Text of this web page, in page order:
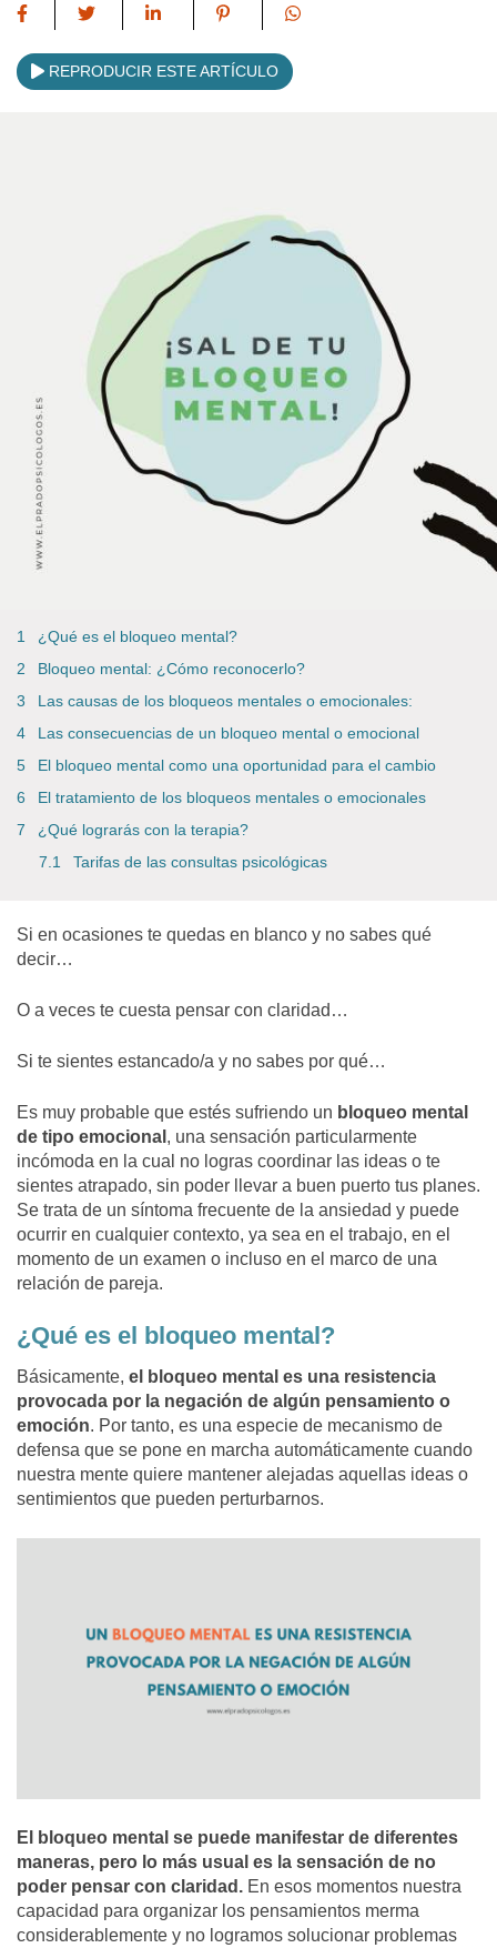
REPRODUCIR ESTE ARTÍCULO
¿Qué es el bloqueo mental?
Bloqueo mental: ¿Cómo reconocerlo?
Las causas de los bloqueos mentales o emocionales:
Las consecuencias de un bloqueo mental o emocional
El bloqueo mental como una oportunidad para el cambio
El tratamiento de los bloqueos mentales o emocionales
¿Qué lograrás con la terapia?
Tarifas de las consultas psicológicas
Si en ocasiones te quedas en blanco y no sabes qué
decir…
O a veces te cuesta pensar con claridad…
Si te sientes estancado/a y no sabes por qué…
Es muy probable que estés sufriendo un bloqueo mental
de tipo emocional, una sensación particularmente
incómoda en la cual no logras coordinar las ideas o te
sientes atrapado, sin poder llevar a buen puerto tus planes.
Se trata de un síntoma frecuente de la ansiedad y puede
ocurrir en cualquier contexto, ya sea en el trabajo, en el
momento de un examen o incluso en el marco de una
relación de pareja.
¿Qué es el bloqueo mental?
Básicamente, el bloqueo mental es una resistencia
provocada por la negación de algún pensamiento o
emoción. Por tanto, es una especie de mecanismo de
defensa que se pone en marcha automáticamente cuando
nuestra mente quiere mantener alejadas aquellas ideas o
sentimientos que pueden perturbarnos.
El bloqueo mental se puede manifestar de diferentes
maneras, pero lo más usual es la sensación de no
poder pensar con claridad. En esos momentos nuestra
capacidad para organizar los pensamientos merma
considerablemente y no logramos solucionar problemas